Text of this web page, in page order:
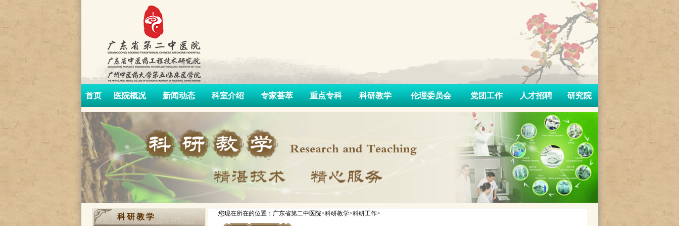
首页 医院概况 新闻动态 科室介绍 专家荟萃 重点专科 科研教学 伦理委员会 党团工作 人才招聘 研究院
科研教学 您现在所在的位置：广东省第二中医院>科研教学>科研工作>